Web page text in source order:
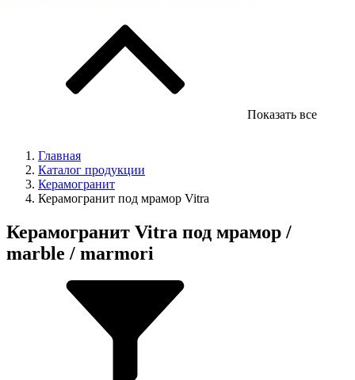
Показать все
Главная
Каталог продукции
Керамогранит
Керамогранит под мрамор Vitra
Керамогранит Vitra под мрамор /
marble / marmori